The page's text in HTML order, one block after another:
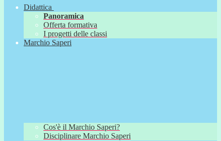
Didattica
Panoramica
Offerta formativa
I progetti delle classi
Marchio Saperi
Cos'è il Marchio Saperi?
Disciplinare Marchio Saperi